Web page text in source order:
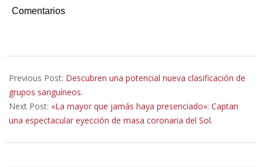
Comentarios
10-
09
Previous Post: Descubren una potencial nueva clasificación de
grupos sanguíneos.
Next Post: «La mayor que jamás haya presenciado»: Сaptan
una espectacular eyección de masa coronaria del Sol.